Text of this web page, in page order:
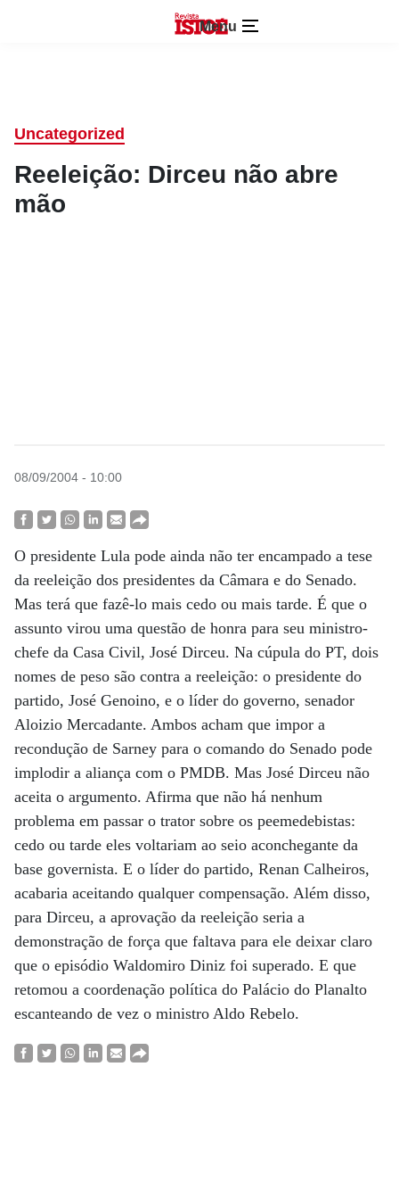
Menu
Uncategorized
Reeleição: Dirceu não abre
mão
08/09/2004 - 10:00
O presidente Lula pode ainda não ter encampado a tese
da reeleição dos presidentes da Câmara e do Senado.
Mas terá que fazê-lo mais cedo ou mais tarde. É que o
assunto virou uma questão de honra para seu ministro-
chefe da Casa Civil, José Dirceu. Na cúpula do PT, dois
nomes de peso são contra a reeleição: o presidente do
partido, José Genoino, e o líder do governo, senador
Aloizio Mercadante. Ambos acham que impor a
recondução de Sarney para o comando do Senado pode
implodir a aliança com o PMDB. Mas José Dirceu não
aceita o argumento. Afirma que não há nenhum
problema em passar o trator sobre os peemedebistas:
cedo ou tarde eles voltariam ao seio aconchegante da
base governista. E o líder do partido, Renan Calheiros,
acabaria aceitando qualquer compensação. Além disso,
para Dirceu, a aprovação da reeleição seria a
demonstração de força que faltava para ele deixar claro
que o episódio Waldomiro Diniz foi superado. E que
retomou a coordenação política do Palácio do Planalto
escanteando de vez o ministro Aldo Rebelo.